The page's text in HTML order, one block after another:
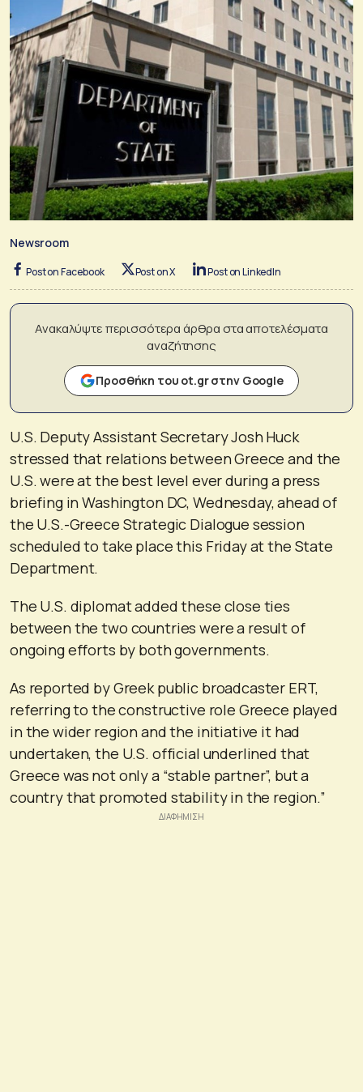
Newsroom
Post on Facebook Post on X Post on LinkedIn
Ανακαλύψτε περισσότερα άρθρα στα αποτελέσματα
αναζήτησης
Προσθήκη του ot.gr στην Google
U.S. Deputy Assistant Secretary Josh Huck
stressed that relations between Greece and the
U.S. were at the best level ever during a press
briefing in Washington DC, Wednesday, ahead of
the U.S.-Greece Strategic Dialogue session
scheduled to take place this Friday at the State
Department.
The U.S. diplomat added these close ties
between the two countries were a result of
ongoing efforts by both governments.
As reported by Greek public broadcaster ERT,
referring to the constructive role Greece played
in the wider region and the initiative it had
undertaken, the U.S. official underlined that
Greece was not only a “stable partner”, but a
country that promoted stability in the region.”